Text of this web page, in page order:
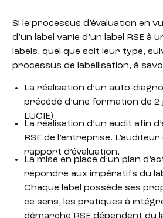
Si le processus d’évaluation en
d’un label varie d’un label RSE à
labels, quel que soit leur type,
processus de labellisation, à
La réalisation d’un auto-
précédé d’une formation de 2
LUCIE).
La réalisation d’un audit afin
RSE de l’entreprise.
rapport d’évaluation.
La mise en place d’un plan
répondre aux impératifs du
Chaque label possède ses
ce sens, les pratiques à
démarche RSE dépendent du